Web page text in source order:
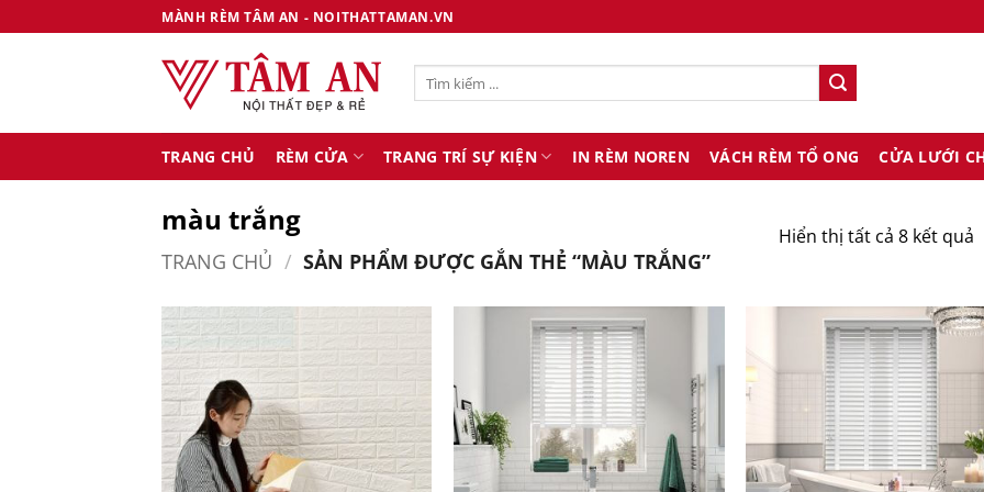
qua
MÀNH RÈM TÂM AN - NOITHATTAMAN.VN
Tìm
kiếm:
TRANG CHỦ RÈM CỬA TRANG TRÍ SỰ KIỆN IN RÈM NOREN VÁCH RÈM TỔ ONG CỬA LƯỚI
màu trắng
TRANG CHỦ / SẢN PHẨM ĐƯỢC GẮN THẺ “MÀU TRẮNG”
Hiển thị tất cả 8 kết quảĐã